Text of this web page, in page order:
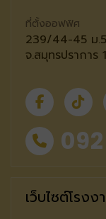
ที่ตั้งออฟฟิศ
239/44-45 ม.5
จ.สมุทรปราการ
เว็บไซต์โรง